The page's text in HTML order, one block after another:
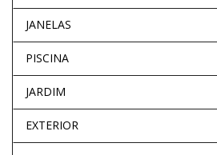
JANELAS
PISCINA
JARDIM
EXTERIOR